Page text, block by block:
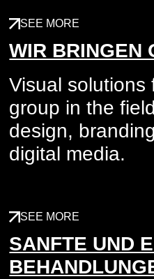
WIR BRINGEN
Visual solutions
group in the
design,
digital media.
SEE MORE
SANFTE UND
SEE MORE